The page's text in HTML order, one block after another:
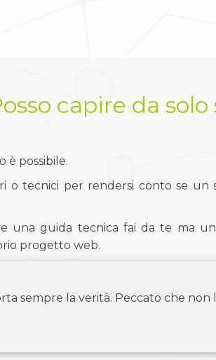
capire da
è possibile.
o tecnici per rendersi conto se
una guida tecnica fai da te ma
progetto web.
sempre la verità. Peccato che non